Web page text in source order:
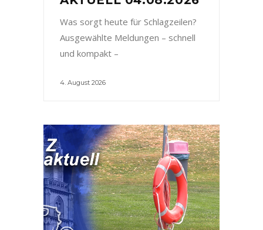
Was sorgt heute für Schlagzeilen?
Ausgewählte Meldungen – schnell
und kompakt –
4. August 2026